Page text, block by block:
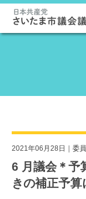
2021年06月28日｜ 委
6 月議会＊予
きの補正予算